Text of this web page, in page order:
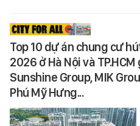
Top 10 dự án chung cư
2026 ở Hà Nội và
Sunshine Group, MIK
Phú Mỹ Hưng...